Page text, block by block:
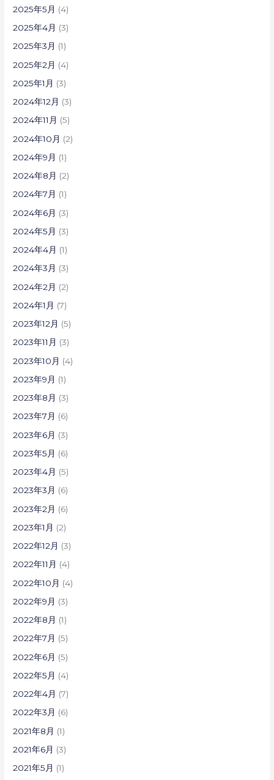
2025年5月 (4)
2025年4月 (3)
2025年3月 (1)
2025年2月 (4)
2025年1月 (3)
2024年12月 (3)
2024年11月 (5)
2024年10月 (2)
2024年9月 (1)
2024年8月 (2)
2024年7月 (1)
2024年6月 (3)
2024年5月 (3)
2024年4月 (1)
2024年3月 (3)
2024年2月 (2)
2024年1月 (7)
2023年12月 (5)
2023年11月 (3)
2023年10月 (4)
2023年9月 (1)
2023年8月 (3)
2023年7月 (6)
2023年6月 (3)
2023年5月 (6)
2023年4月 (5)
2023年3月 (6)
2023年2月 (6)
2023年1月 (2)
2022年12月 (3)
2022年11月 (4)
2022年10月 (4)
2022年9月 (3)
2022年8月 (1)
2022年7月 (5)
2022年6月 (5)
2022年5月 (4)
2022年4月 (7)
2022年3月 (6)
2021年8月 (1)
2021年6月 (3)
2021年5月 (1)